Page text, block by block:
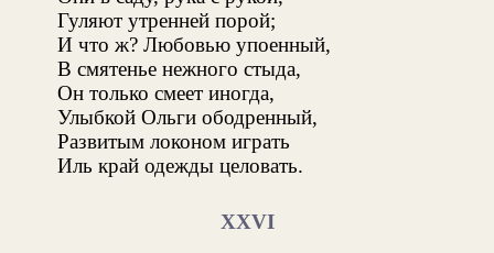
Гуляют утренней порой;
И что ж? Любовью упоенный,
В смятенье нежного стыда,
Он только смеет иногда,
Улыбкой Ольги ободренный,
Развитым локоном играть
Иль край одежды целовать.
XXVI